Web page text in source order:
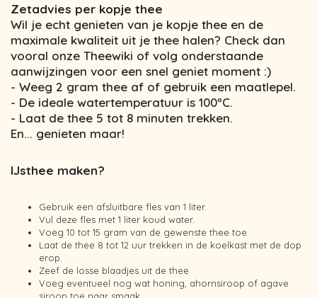
Zetadvies per kopje thee
Wil je echt genieten van je kopje thee en de
maximale kwaliteit uit je thee halen? Check dan
vooral onze Theewiki of volg onderstaande
aanwijzingen voor een snel geniet moment :)
- Weeg 2 gram thee af of gebruik een maatlepel.
- De ideale watertemperatuur is 100ºC.
- Laat de thee 5 tot 8 minuten trekken.
En... genieten maar!
IJsthee maken?
Gebruik een afsluitbare fles van 1 liter.
Vul deze fles met 1 liter koud water.
Voeg 10 tot 15 gram van de gewenste thee toe.
Laat de thee 8 tot 12 uur trekken in de koelkast met de dop
erop.
Zeef de losse blaadjes uit de thee
Voeg eventueel nog wat honing, ahornsiroop of agave
siroop toe naar smaak.